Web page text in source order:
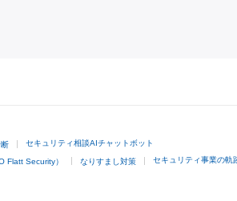
セキュリティ相談AIチャットボット
Flatt Security） なりすまし対策 セキュリティ事業の軌